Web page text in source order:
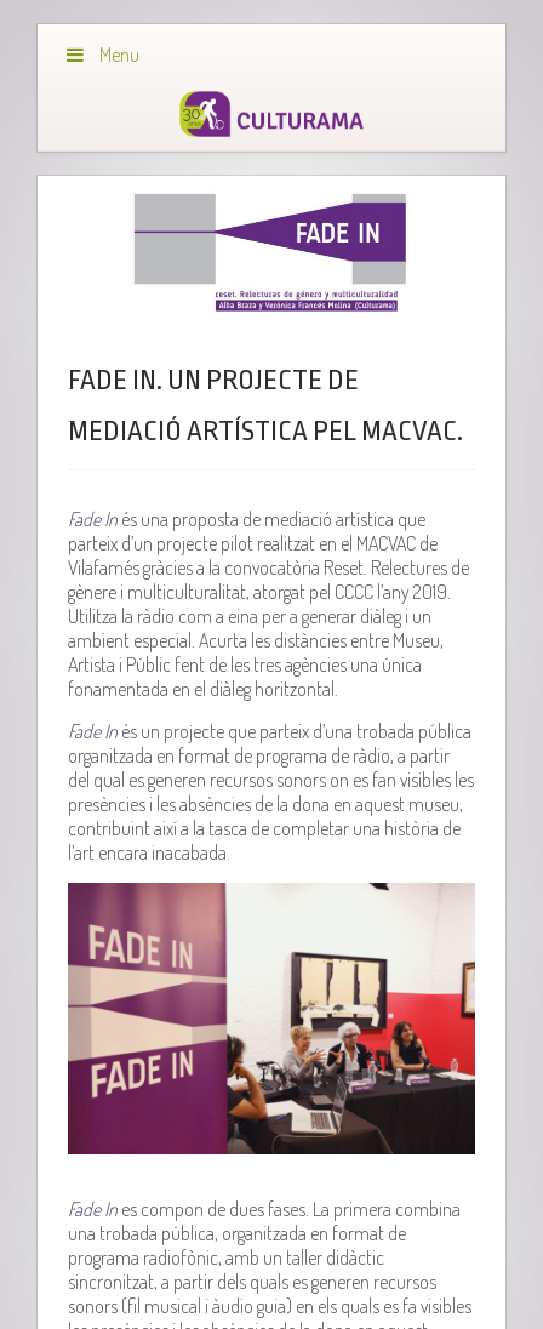
Menu
FADE IN. UN PROJECTE DE
MEDIACIÓ ARTÍSTICA PEL MACVAC.
FadeIn és una proposta de mediació artística que
parteix d’un projecte pilot realitzat en el MACVAC de
Vilafamés gràcies a la convocatòria Reset . Relectures de
gènere i multiculturalitat, atorgat pel CCCC l’any 2019
Utilitza la ràdio com a eina per a generar diàleg i un
ambient especial. Acurta les distàncies entre Museu,
Artista i Públic fent de les tres agències una única
fonamentada en el diàleg horitzontal.
Fade In és un projecte que parteix d’una trobada pública
organitzada en format de programa de ràdio, a partir
del qual es generen recursos sonors on es fan visibles les
presències i les absències de la dona en aquest museu,
contribuint així a la tasca de completar una història de
l’art encara inacabada.
FadeIn es compon de dues fases. La primera combina
una trobada pública, organitzada en format de
programa radiofònic, amb un taller didàctic
sincronitzat, a partir dels quals es generen recursos
sonors (fil musical i àudio guia) en els quals es fa visibles